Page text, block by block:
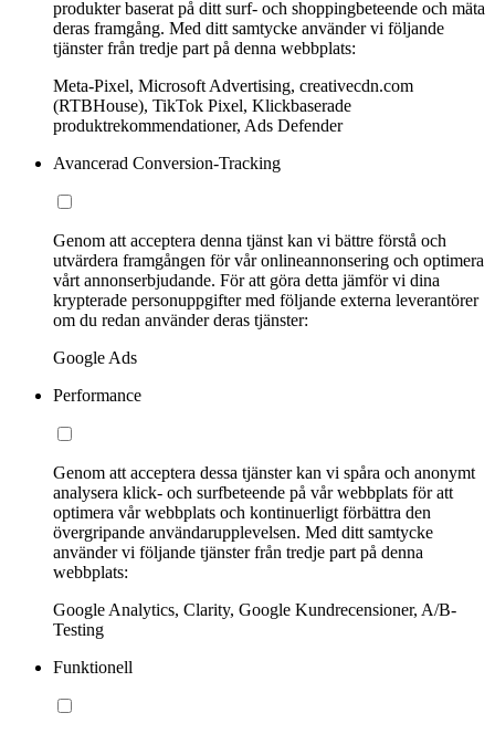
produkter baserat på ditt surf- och shoppingbeteende och mäta
deras framgång. Med ditt samtycke använder vi följande
tjänster från tredje part på denna webbplats:
Meta-Pixel, Microsoft Advertising, creativecdn.com
(RTBHouse), TikTok Pixel, Klickbaserade
produktrekommendationer, Ads Defender
Avancerad Conversion-Tracking
Genom att acceptera denna tjänst kan vi bättre förstå och
utvärdera framgången för vår onlineannonsering och optimera
vårt annonserbjudande. För att göra detta jämför vi dina
krypterade personuppgifter med följande externa leverantörer
om du redan använder deras tjänster:
Google Ads
Performance
Genom att acceptera dessa tjänster kan vi spåra och anonymt
analysera klick- och surfbeteende på vår webbplats för att
optimera vår webbplats och kontinuerligt förbättra den
övergripande användarupplevelsen. Med ditt samtycke
använder vi följande tjänster från tredje part på denna
webbplats:
Google Analytics, Clarity, Google Kundrecensioner, A/B-
Testing
Funktionell